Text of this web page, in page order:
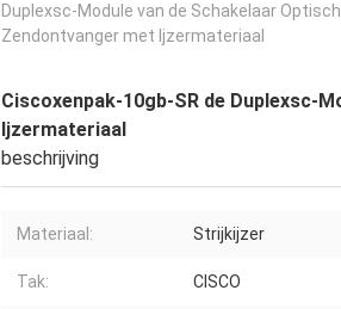
Duplexsc-Module van de Schakelaar
Zendontvanger met Ijzermateriaal
Ciscoxenpak-10gb-SR de Duplexsc-
Ijzermateriaal
beschrijving
Materiaal: Strijkijzer
Tak: CISCO